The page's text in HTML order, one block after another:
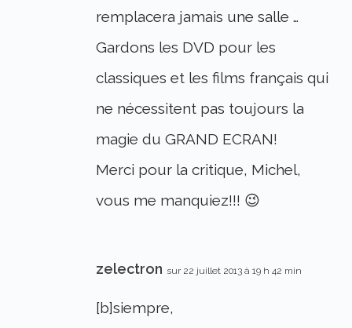
remplacera jamais une salle …
Gardons les DVD pour les
classiques et les films français qui
ne nécessitent pas toujours la
magie du GRAND ECRAN!
Merci pour la critique, Michel,
vous me manquiez!!! 😉
zelectron sur 22 juillet 2013 à 19 h 42 min
[b]siempre,